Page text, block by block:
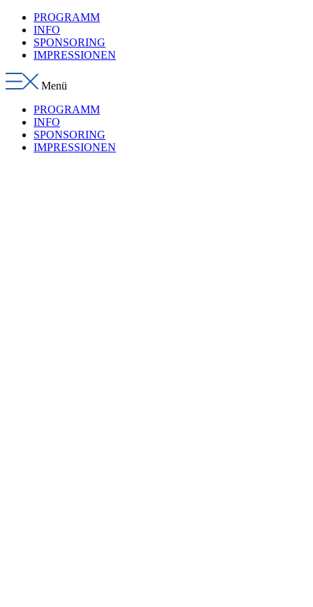
Zum
Inhalt
wechseln
PROGRAMM
INFO
SPONSORING
IMPRESSIONEN
Menü
PROGRAMM
INFO
SPONSORING
IMPRESSIONEN